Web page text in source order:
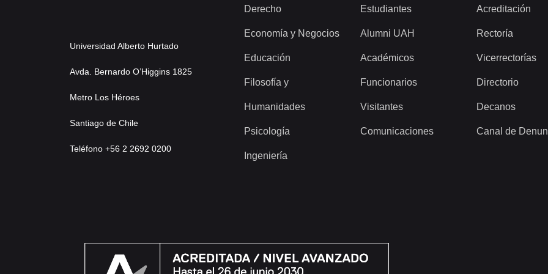
Universidad Alberto Hurtado
Avda. Bernardo O’Higgins 1825
Metro Los Héroes
Santiago de Chile
Teléfono +56 2 2692 0200
Derecho
Economía y Negocios
Educación
Filosofía y
Humanidades
Psicología
Ingeniería
Estudiantes
Alumni UAH
Académicos
Funcionarios
Visitantes
Comunicaciones
Acreditación
Rectoría
Vicerrectorías
Directorio
Decanos
Canal de